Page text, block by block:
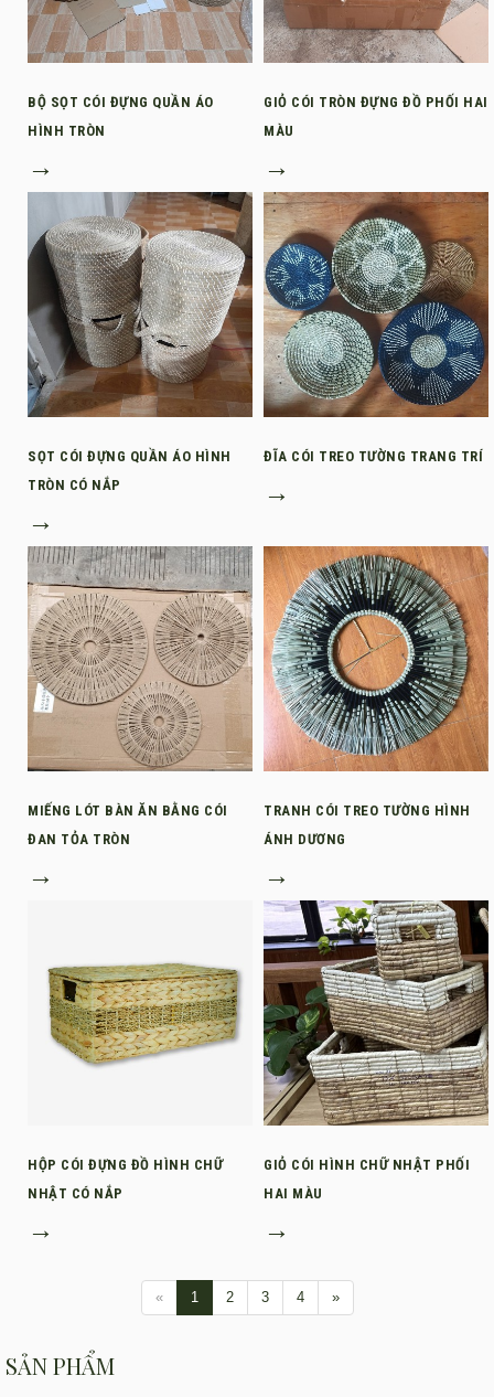
BỘ SỌT CÓI ĐỰNG QUẦN ÁO
HÌNH TRÒN
→
GIỎ CÓI TRÒN ĐỰNG ĐỒ PHỐI HAI
MÀU
→
SỌT CÓI ĐỰNG QUẦN ÁO HÌNH
TRÒN CÓ NẮP
→
ĐĨA CÓI TREO TƯỜNG TRANG TRÍ
→
MIẾNG LÓT BÀN ĂN BẰNG CÓI
ĐAN TỎA TRÒN
→
TRANH CÓI TREO TƯỜNG HÌNH
ÁNH DƯƠNG
→
HỘP CÓI ĐỰNG ĐỒ HÌNH CHỮ
NHẬT CÓ NẮP
→
GIỎ CÓI HÌNH CHỮ NHẬT PHỐI
HAI MÀU
→
« 1 2 3 4 »
SẢN PHẨM